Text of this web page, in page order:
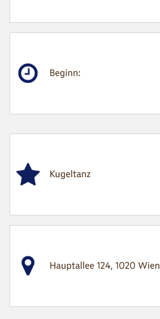
Beginn:
Kugeltanz
Hauptallee 124, 1020 Wien